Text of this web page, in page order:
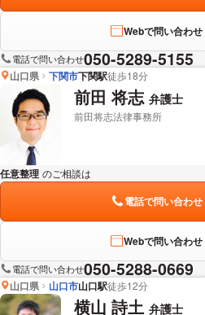
Webで問い合わせ
電話で問い合わせ050-5289-5155
山口県 下関市下関駅徒歩18分
前田 将志 弁護士
前田将志法律事務所
任意整理 のご相談は
電話で問い合わせ
Webで問い合わせ
電話で問い合わせ050-5288-0669
山口県 山口市山口駅徒歩12分
横山 詩土 弁護士